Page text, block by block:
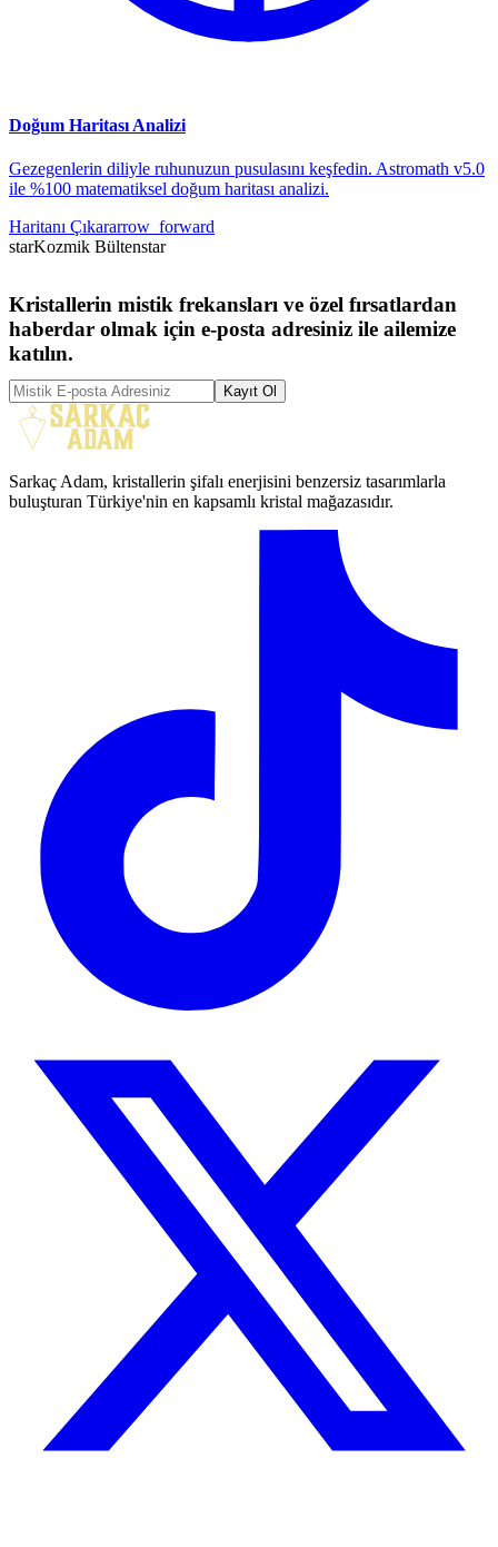
Doğum Haritası Analizi
Gezegenlerin diliyle ruhunuzun pusulasını keşfedin. Astromath v5.0
ile %100 matematiksel doğum haritası analizi.
Haritanı Çıkararrow_forward
starKozmik Bültenstar
Kristallerin mistik frekansları ve özel fırsatlardan
haberdar olmak için e-posta adresiniz ile ailemize
katılın.
Kayıt Ol
Sarkaç Adam, kristallerin şifalı enerjisini benzersiz tasarımlarla
buluşturan Türkiye'nin en kapsamlı kristal mağazasıdır.